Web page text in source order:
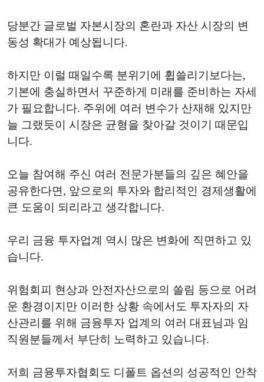
당분간 글로벌 자본시장의 혼란과 자산 시장의 변
동성 확대가 예상됩니다.
하지만 이럴 때일수록 분위기에 휩쓸리기보다는,
기본에 충실하면서 꾸준하게 미래를 준비하는 자세
가 필요합니다. 주위에 여러 변수가 산재해 있지만
늘 그랬듯이 시장은 균형을 찾아갈 것이기 때문입
니다.
오늘 참여해 주신 여러 전문가분들의 깊은 혜안을
공유한다면, 앞으로의 투자와 합리적인 경제생활에
큰 도움이 되리라고 생각합니다.
우리 금융 투자업계 역시 많은 변화에 직면하고 있
습니다.
위험회피 현상과 안전자산으로의 쏠림 등으로 어려
운 환경이지만 이러한 상황 속에서도 투자자의 자
산관리를 위해 금융투자 업계의 여러 대표님과 임
직원분들께서 부단히 노력하고 있습니다.
저희 금융투자협회도 디폴트 옵션의 성공적인 안착